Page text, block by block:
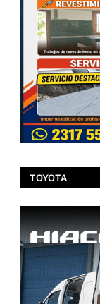
TOYOTA